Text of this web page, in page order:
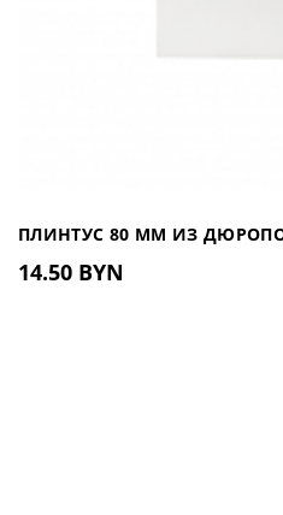
ПЛИНТУС 80 ММ ИЗ
14.50 BYN